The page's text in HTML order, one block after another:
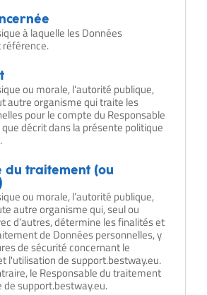
à laquelle les Données
ou morale, l'autorité publique,
autre organisme qui traite les
pour le compte du Responsable
décrit dans la présente politique
du traitement (ou
ou morale, l’autorité publique,
autre organisme qui, seul ou
d’autres, détermine les finalités et
de Données personnelles, y
de sécurité concernant le
l'utilisation de support.bestway.eu.
le Responsable du traitement
support.bestway.eu.